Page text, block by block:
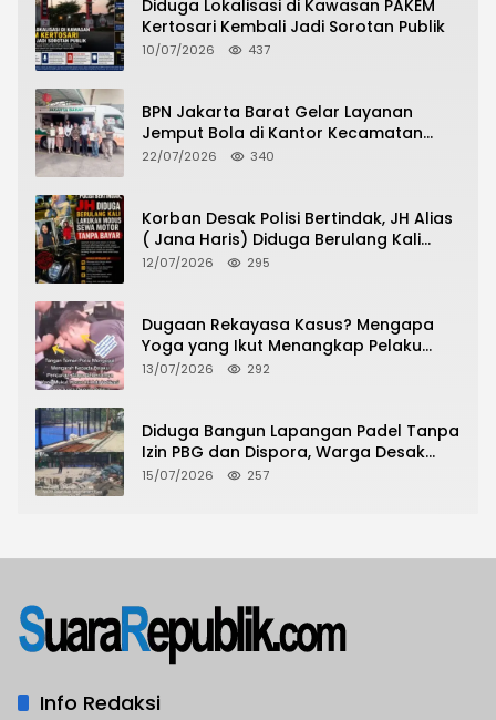
Diduga Lokalisasi di Kawasan PAKEM
Kertosari Kembali Jadi Sorotan Publik
10/07/2026 437
BPN Jakarta Barat Gelar Layanan
Jemput Bola di Kantor Kecamatan
Grogol Petamburan, Warga Antusias
22/07/2026 340
Korban Desak Polisi Bertindak, JH Alias
( Jana Haris) Diduga Berulang Kali
Lakukan Modus Sewa Motor Tanpa
12/07/2026 295
Dugaan Rekayasa Kasus? Mengapa
Yoga yang Ikut Menangkap Pelaku
Pencurian Toko Ponsel di Pancur Batu
13/07/2026 292
Diduga Bangun Lapangan Padel Tanpa
Izin PBG dan Dispora, Warga Desak
CKTRP dan Dispora Jakarta Barat
15/07/2026 257
Info Redaksi